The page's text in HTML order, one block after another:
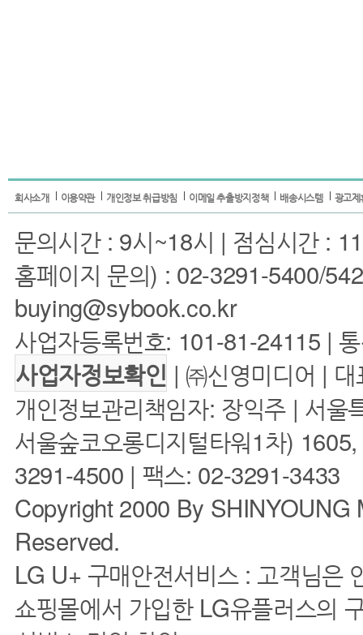
회사소개 이용약관 개인정보 취급방침 이메일 추출방지정책 배송시스템 광고
문의시간 : 9시~18시 | 점심시간 :
홈페이지 문의) : 02-3291-5400/
buying@sybook.co.kr
사업자등록번호: 101-81-24115 |
사업자정보확인 | ㈜신영미디어 |
개인정보관리책임자: 장익주 | 서
서울숲코오롱디지털타워1차)
3291-4500 | 팩스: 02-3291-3433
Copyright 2000 By
Reserved.
LG U+ 구매안전서비스 : 고객님은
쇼핑몰에서 가입한 LG유플러스의